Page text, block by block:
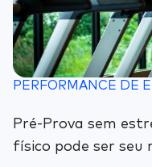
PERFORMANCE DE
Pré-Prova sem
físico pode ser seu